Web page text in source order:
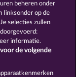
beheren onder
linksonder op de
selecties zullen
informatie.
de volgende